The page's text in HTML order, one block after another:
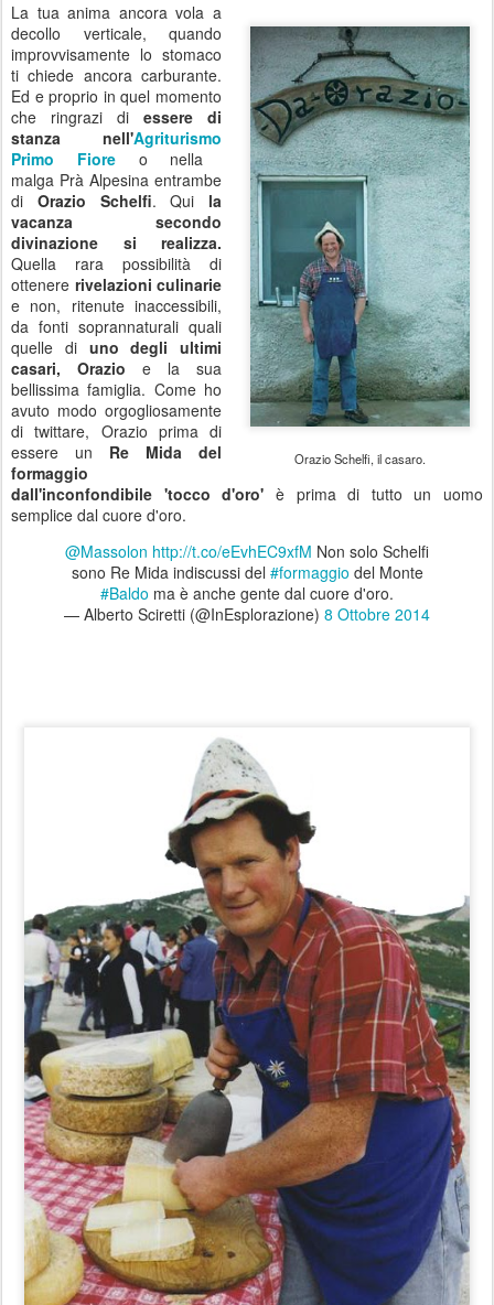
Orazio Schelfi, il casaro.
La tua anima ancora vola a
decollo verticale, quando
improvvisamente lo stomaco
ti chiede ancora carburante.
Ed e proprio in quel momento
che ringrazi di essere di
stanza nell'Agriturismo
Primo Fiore
o nella
malga Prà Alpesina entrambe
di Orazio Schelfi. Qui la
vacanza secondo
divinazione si realizza.
Quella rara possibilità di
ottenere rivelazioni culinarie
e non, ritenute inaccessibili,
da fonti soprannaturali quali
quelle di uno degli ultimi
casari, Orazio e la sua
bellissima famiglia. Come ho
avuto modo orgogliosamente
di twittare, Orazio prima di
essere un Re Mida del
formaggio
dall'inconfondibile 'tocco d'oro' è prima di tutto un uomo
semplice dal cuore d'oro.
@Massolon http://t.co/eEvhEC9xfM Non solo Schelfi
sono Re Mida indiscussi del #formaggio del Monte
#Baldo ma è anche gente dal cuore d'oro.
— Alberto Sciretti (@InEsplorazione) 8 Ottobre 2014